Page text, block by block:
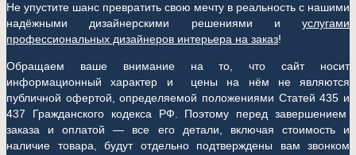
Не упустите шанс превратить свою мечту в реальность с нашими
надёжными дизайнерскими решениями и услугами
профессиональных дизайнеров интерьера на заказ!
Обращаем ваше внимание на то, что сайт носит
информационный характер и цены на нём не являются
публичной офертой, определяемой положениями Статей 435 и
437 Гражданского кодекса РФ. Поэтому перед завершением
заказа и оплатой — все его детали, включая стоимость и
наличие товара, будут отдельно подтверждены вам звонком